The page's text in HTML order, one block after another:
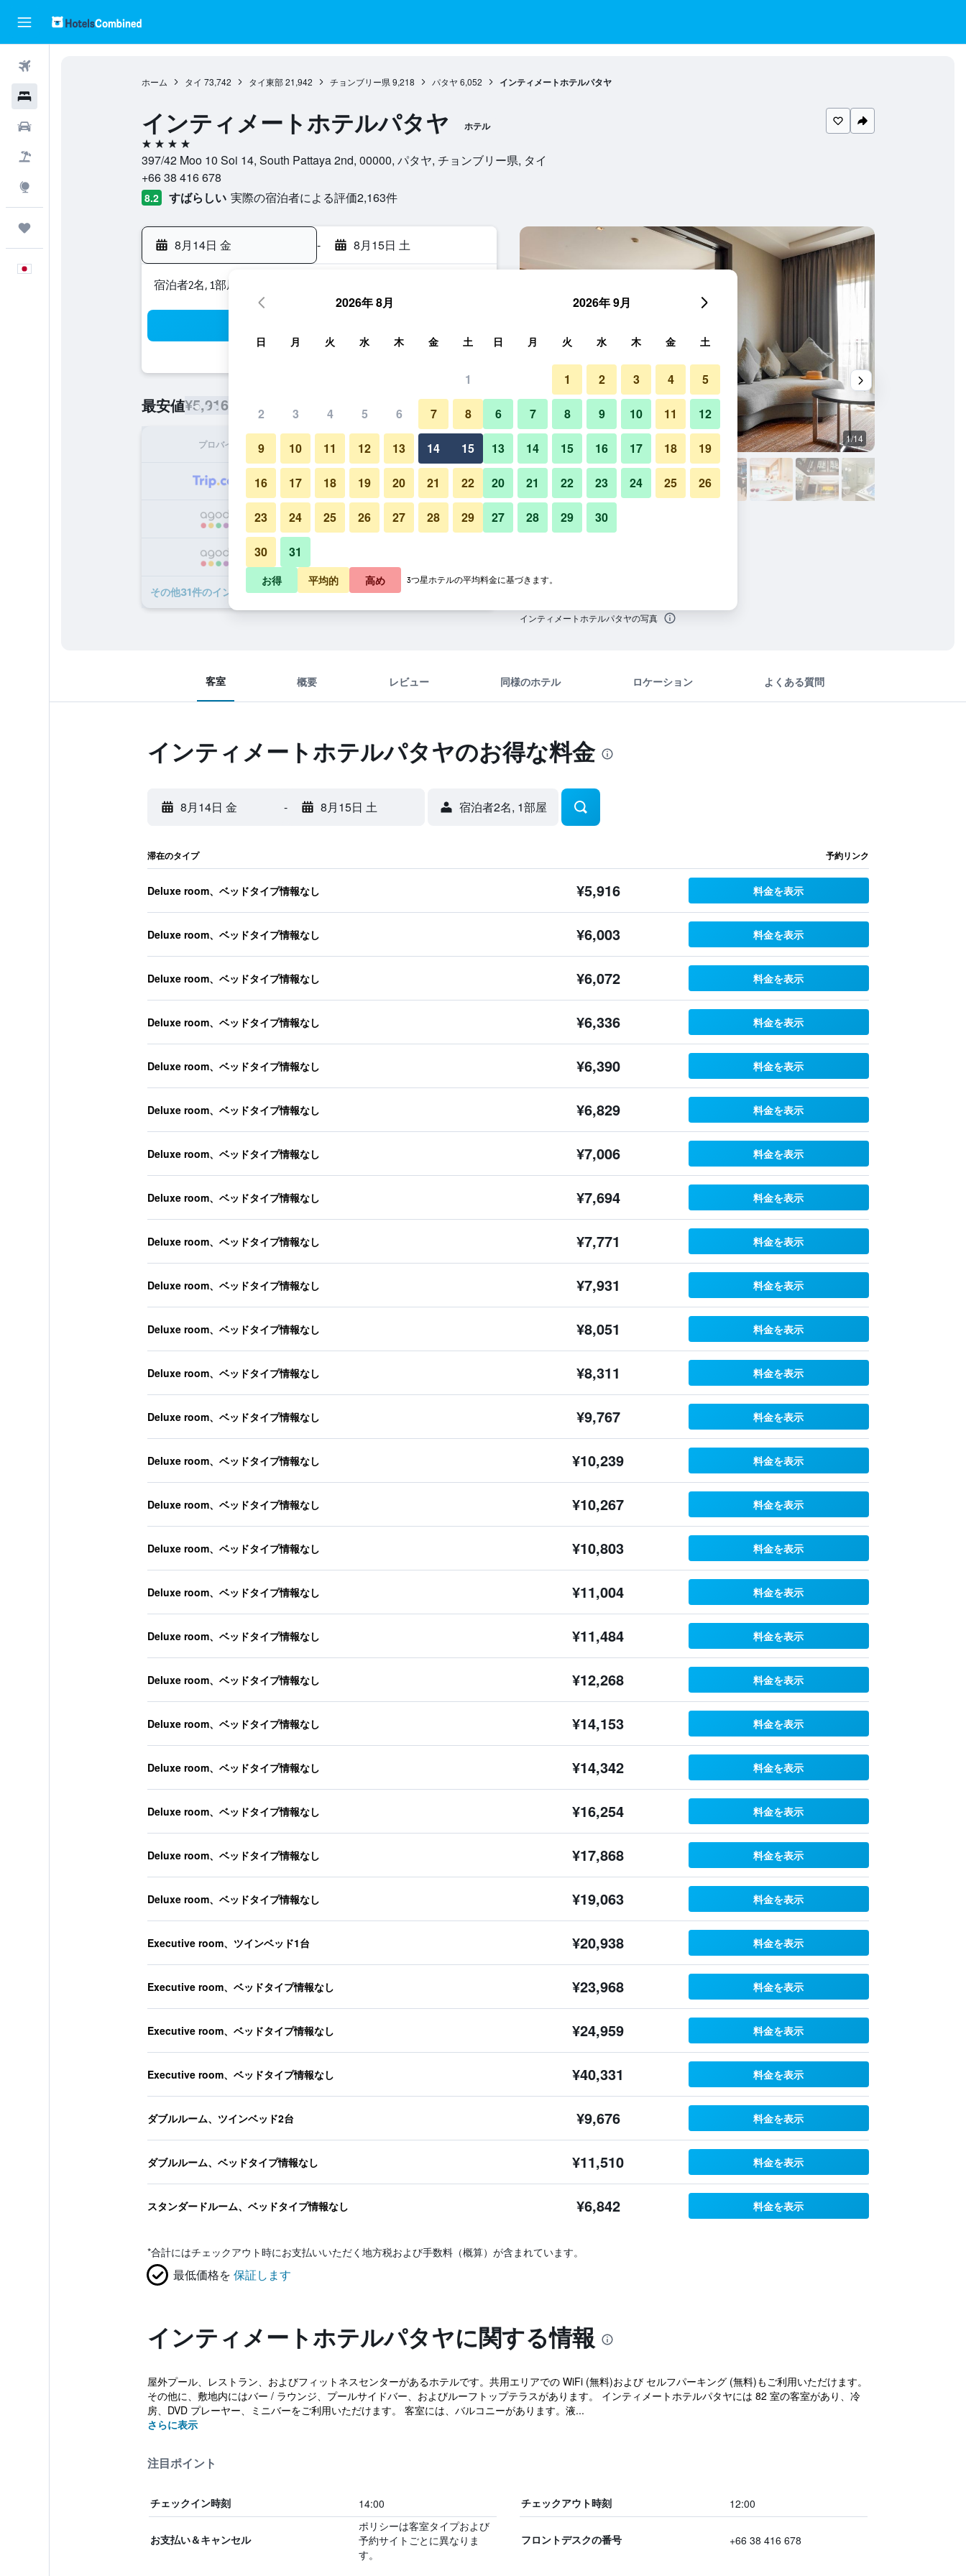
ホーム タイ 73,742 タイ東部 21,942 チョンブリー県 9,218 パタヤ 6,052 インティメートホテルパタヤ
インティメートホテルパタヤ ホテル
4つ星
397/42 Moo 10 Soi 14, South Pattaya 2nd, 00000, パタヤ, チョンブリー県, タイ
+66 38 416 678
8.2 すばらしい 実際の宿泊者による評価2,163​件
8月14日 金 - 8月15日 土
宿泊者2名, 1​部屋
最安値¥5,916/
プロバイダ 1泊あたり合計
¥5,916 プランを見る
¥6,003 プランを見る
​その他31​件のインティメートホテルパタヤのオファー
その他 1/14
インティメートホテルパタヤの写真
客室 概要 レビュー 同様のホテル ロケーション よくある質問
インティメートホテルパタヤのお得な料金
8月14日 金 - 8月15日 土 宿泊者2名, 1​部屋
滞在のタイプ 予約リンク
Deluxe room、ベッドタイプ情報なし ¥5,916 料金を表示
Deluxe room、ベッドタイプ情報なし ¥6,003 料金を表示
Deluxe room、ベッドタイプ情報なし ¥6,072 料金を表示
Deluxe room、ベッドタイプ情報なし ¥6,336 料金を表示
Deluxe room、ベッドタイプ情報なし ¥6,390 料金を表示
Deluxe room、ベッドタイプ情報なし ¥6,829 料金を表示
Deluxe room、ベッドタイプ情報なし ¥7,006 料金を表示
Deluxe room、ベッドタイプ情報なし ¥7,694 料金を表示
Deluxe room、ベッドタイプ情報なし ¥7,771 料金を表示
Deluxe room、ベッドタイプ情報なし ¥7,931 料金を表示
Deluxe room、ベッドタイプ情報なし ¥8,051 料金を表示
Deluxe room、ベッドタイプ情報なし ¥8,311 料金を表示
Deluxe room、ベッドタイプ情報なし ¥9,767 料金を表示
Deluxe room、ベッドタイプ情報なし ¥10,239 料金を表示
Deluxe room、ベッドタイプ情報なし ¥10,267 料金を表示
Deluxe room、ベッドタイプ情報なし ¥10,803 料金を表示
Deluxe room、ベッドタイプ情報なし ¥11,004 料金を表示
Deluxe room、ベッドタイプ情報なし ¥11,484 料金を表示
Deluxe room、ベッドタイプ情報なし ¥12,268 料金を表示
Deluxe room、ベッドタイプ情報なし ¥14,153 料金を表示
Deluxe room、ベッドタイプ情報なし ¥14,342 料金を表示
Deluxe room、ベッドタイプ情報なし ¥16,254 料金を表示
Deluxe room、ベッドタイプ情報なし ¥17,868 料金を表示
Deluxe room、ベッドタイプ情報なし ¥19,063 料金を表示
Executive room、ツインベッド1台 ¥20,938 料金を表示
Executive room、ベッドタイプ情報なし ¥23,968 料金を表示
Executive room、ベッドタイプ情報なし ¥24,959 料金を表示
Executive room、ベッドタイプ情報なし ¥40,331 料金を表示
ダブルルーム、ツインベッド2台 ¥9,676 料金を表示
ダブルルーム、ベッドタイプ情報なし ¥11,510 料金を表示
スタンダードルーム、ベッドタイプ情報なし ¥6,842 料金を表示
*合計にはチェックアウト時にお支払いいただく地方税および手数料（概算）が含まれています。
最低価格を 保証します
インティメートホテルパタヤに関する情報
屋外プール、レストラン、およびフィットネスセンターがあるホテルです。共用エリアでの WiFi (無料)および セルフパーキング (無料)もご利用いただけます。
その他に、敷地内にはバー / ラウンジ、プールサイドバー、およびルーフトップテラスがあります。 インティメートホテルパタヤには 82 室の客室があり、冷
房、DVD プレーヤー、ミニバーをご利用いただけます。 客室には、バルコニーがあります。液...
さらに表示
注目ポイント
チェックイン時刻 14:00 チェックアウト時刻 12:00
お支払い＆キャンセル
ポリシーは客室タイプおよび
予約サイトごとに異なりま
す。
フロントデスクの番号 +66 38 416 678
2026年 8月
日 月 火 水 木 金 土
1
2 3 4 5 6 7 8
9 10 11 12 13 14 15
16 17 18 19 20 21 22
23 24 25 26 27 28 29
30 31
2026年 9月
日 月 火 水 木 金 土
1 2 3 4 5
6 7 8 9 10 11 12
13 14 15 16 17 18 19
20 21 22 23 24 25 26
27 28 29 30
お得 平均的 高め 3つ星ホテルの平均料金に基づきます。